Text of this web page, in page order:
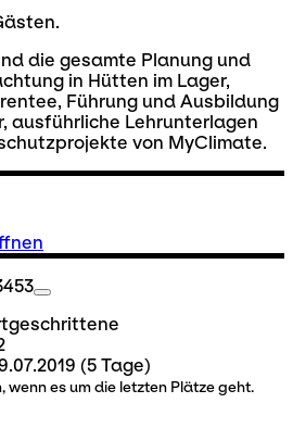
die gesamte Planung und
in Hütten im Lager,
Führung und Ausbildung
ausführliche Lehrunterlagen
von MyClimate.
(5 Tage)
es um die letzten Plätze geht.